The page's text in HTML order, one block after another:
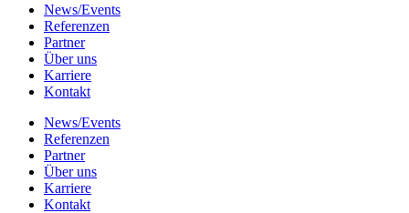
News/Events
Referenzen
Partner
Über uns
Karriere
Kontakt
News/Events
Referenzen
Partner
Über uns
Karriere
Kontakt